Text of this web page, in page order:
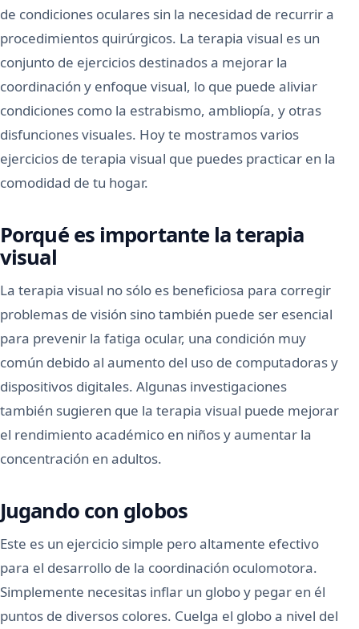
de condiciones oculares sin la necesidad de recurrir a
procedimientos quirúrgicos. La terapia visual es un
conjunto de ejercicios destinados a mejorar la
coordinación y enfoque visual, lo que puede aliviar
condiciones como la estrabismo, ambliopía, y otras
disfunciones visuales. Hoy te mostramos varios
ejercicios de terapia visual que puedes practicar en la
comodidad de tu hogar.
Porqué es importante la terapia
visual
La terapia visual no sólo es beneficiosa para corregir
problemas de visión sino también puede ser esencial
para prevenir la fatiga ocular, una condición muy
común debido al aumento del uso de computadoras y
dispositivos digitales. Algunas investigaciones
también sugieren que la terapia visual puede mejorar
el rendimiento académico en niños y aumentar la
concentración en adultos.
Jugando con globos
Este es un ejercicio simple pero altamente efectivo
para el desarrollo de la coordinación oculomotora.
Simplemente necesitas inflar un globo y pegar en él
puntos de diversos colores. Cuelga el globo a nivel del